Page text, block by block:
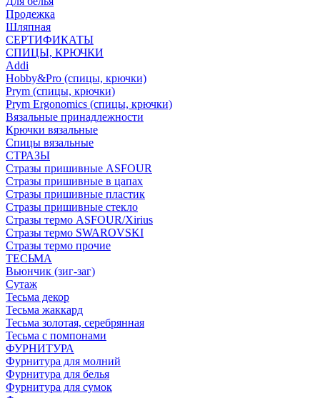
Продежка
Шляпная
СЕРТИФИКАТЫ
СПИЦЫ, КРЮЧКИ
Addi
Hobby&Pro (спицы, крючки)
Prym (спицы, крючки)
Prym Ergonomics (спицы, крючки)
Вязальные принадлежности
Крючки вязальные
Спицы вязальные
СТРАЗЫ
Стразы пришивные ASFOUR
Стразы пришивные в цапах
Стразы пришивные пластик
Стразы пришивные стекло
Стразы термо ASFOUR/Xirius
Стразы термо SWAROVSKI
Стразы термо прочие
ТЕСЬМА
Вьюнчик (зиг-заг)
Сутаж
Тесьма декор
Тесьма жаккард
Тесьма золотая, серебрянная
Тесьма с помпонами
ФУРНИТУРА
Фурнитура для молний
Фурнитура для белья
Фурнитура для сумок